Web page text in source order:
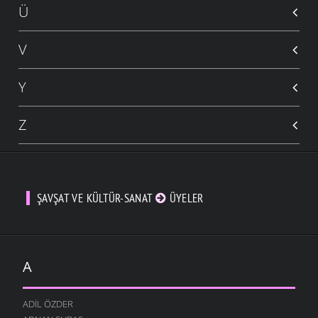
Ü
V
Y
Z
ŞAVŞAT VE KÜLTÜR-SANAT ÜYELER
A
ADIL ÖZDER